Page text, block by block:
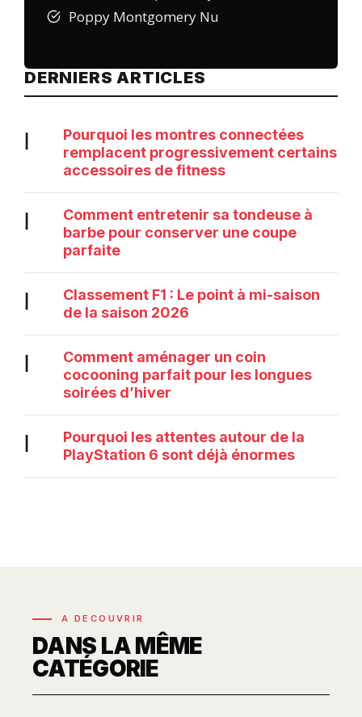
Poppy Montgomery Nu
DERNIERS ARTICLES
|
Pourquoi les montres connectées
remplacent progressivement certains
accessoires de fitness
|
Comment entretenir sa tondeuse à
barbe pour conserver une coupe
parfaite
|
Classement F1 : Le point à mi-saison
de la saison 2026
|
Comment aménager un coin
cocooning parfait pour les longues
soirées d’hiver
|
Pourquoi les attentes autour de la
PlayStation 6 sont déjà énormes
A DECOUVRIR
DANS LA MÊME
CATÉGORIE